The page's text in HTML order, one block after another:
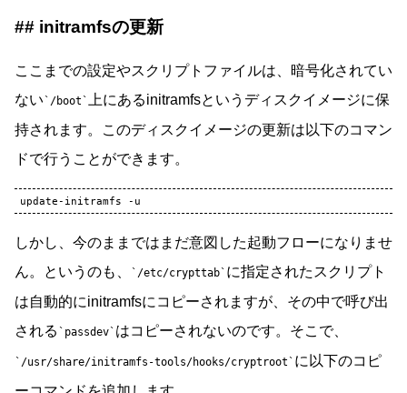
initramfsの更新
ここまでの設定やスクリプトファイルは、暗号化されてい
ない
/boot
上にあるinitramfsというディスクイメージに保
持されます。このディスクイメージの更新は以下のコマン
ドで行うことができます。
update-initramfs
しかし、今のままではまだ意図した起動フローになりませ
ん。というのも、
/etc/crypttab に指定されたスクリプト
は自動的にinitramfsにコピーされますが、その中で呼び出
される
passdev はコピーされないのです。そこで、
/usr/share/initramfs-tools/hooks/cryptroot
に以下のコピ